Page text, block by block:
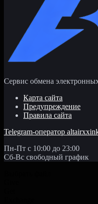
Сервис обмена
Карта сайта
Предупреждение
Правила сайта
Telegram-оператор
Пн-Пт с 10:00 до 23:00
Сб-Вс свободный график